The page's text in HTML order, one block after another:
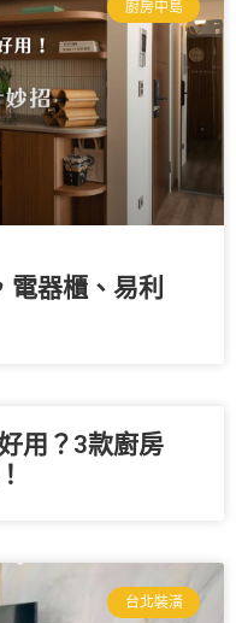
廚房中島
器櫃、易利
用？3款廚房
台北裝潢